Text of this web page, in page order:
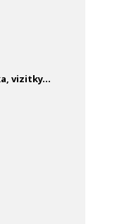
vizitky…